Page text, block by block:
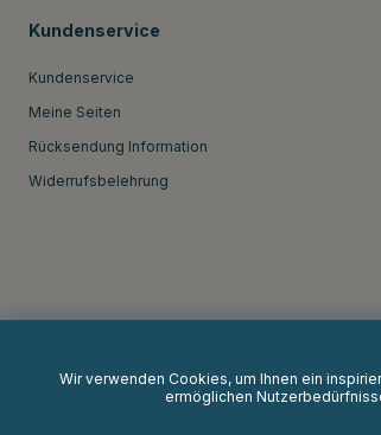
Kundenservice
Kundenservice
Meine Seiten
Rücksendung Information
Widerrufsbelehrung
Wir verwenden Cookies, um Ihnen ein
ermöglichen